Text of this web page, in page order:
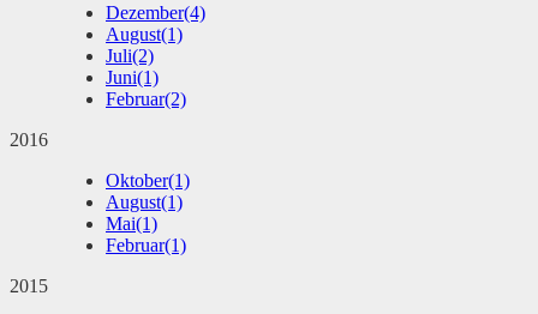
Dezember(4)
August(1)
Juli(2)
Juni(1)
Februar(2)
2016
Oktober(1)
August(1)
Mai(1)
Februar(1)
2015